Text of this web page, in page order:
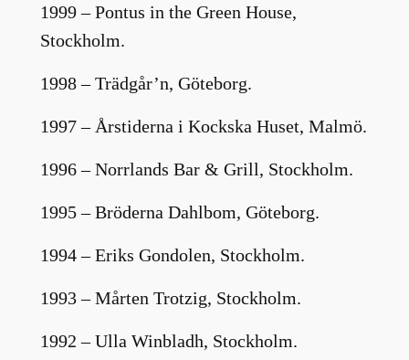
1999 – Pontus in the Green House,
Stockholm.
1998 – Trädgår’n, Göteborg.
1997 – Årstiderna i Kockska Huset, Malmö.
1996 – Norrlands Bar & Grill, Stockholm.
1995 – Bröderna Dahlbom, Göteborg.
1994 – Eriks Gondolen, Stockholm.
1993 – Mårten Trotzig, Stockholm.
1992 – Ulla Winbladh, Stockholm.